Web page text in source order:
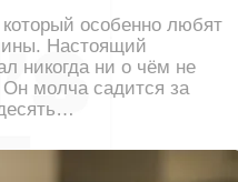
особенно любят
Настоящий
никогда ни о чём не
молча садится за